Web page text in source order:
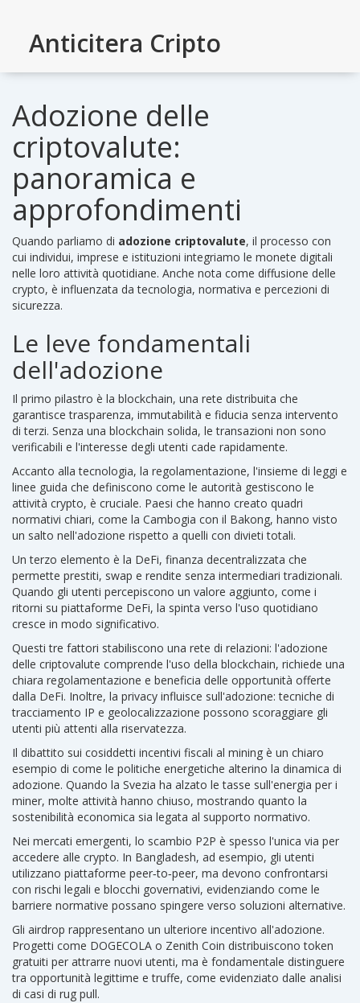
Anticitera Cripto
Adozione delle
criptovalute:
panoramica e
approfondimenti
Quando parliamo di adozione criptovalute, il processo con
cui individui, imprese e istituzioni integriamo le monete digitali
nelle loro attività quotidiane. Anche nota come diffusione delle
crypto, è influenzata da tecnologia, normativa e percezioni di
sicurezza.
Le leve fondamentali
dell'adozione
Il primo pilastro è la blockchain, una rete distribuita che
garantisce trasparenza, immutabilità e fiducia senza intervento
di terzi. Senza una blockchain solida, le transazioni non sono
verificabili e l'interesse degli utenti cade rapidamente.
Accanto alla tecnologia, la regolamentazione, l'insieme di leggi e
linee guida che definiscono come le autorità gestiscono le
attività crypto, è cruciale. Paesi che hanno creato quadri
normativi chiari, come la Cambogia con il Bakong, hanno visto
un salto nell'adozione rispetto a quelli con divieti totali.
Un terzo elemento è la DeFi, finanza decentralizzata che
permette prestiti, swap e rendite senza intermediari tradizionali.
Quando gli utenti percepiscono un valore aggiunto, come i
ritorni su piattaforme DeFi, la spinta verso l'uso quotidiano
cresce in modo significativo.
Questi tre fattori stabiliscono una rete di relazioni: l'adozione
delle criptovalute comprende l'uso della blockchain, richiede una
chiara regolamentazione e beneficia delle opportunità offerte
dalla DeFi. Inoltre, la privacy influisce sull'adozione: tecniche di
tracciamento IP e geolocalizzazione possono scoraggiare gli
utenti più attenti alla riservatezza.
Il dibattito sui cosiddetti incentivi fiscali al mining è un chiaro
esempio di come le politiche energetiche alterino la dinamica di
adozione. Quando la Svezia ha alzato le tasse sull'energia per i
miner, molte attività hanno chiuso, mostrando quanto la
sostenibilità economica sia legata al supporto normativo.
Nei mercati emergenti, lo scambio P2P è spesso l'unica via per
accedere alle crypto. In Bangladesh, ad esempio, gli utenti
utilizzano piattaforme peer‑to‑peer, ma devono confrontarsi
con rischi legali e blocchi governativi, evidenziando come le
barriere normative possano spingere verso soluzioni alternative.
Gli airdrop rappresentano un ulteriore incentivo all'adozione.
Progetti come DOGECOLA o Zenith Coin distribuiscono token
gratuiti per attrarre nuovi utenti, ma è fondamentale distinguere
tra opportunità legittime e truffe, come evidenziato dalle analisi
di casi di rug pull.